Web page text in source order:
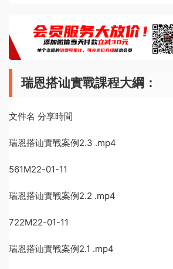
瑞恩搭讪實戰課程大綱：
文件名 分享時間
瑞恩搭讪實戰案例2.3 .mp4
561M22-01-11
瑞恩搭讪實戰案例2.2 .mp4
722M22-01-11
瑞恩搭讪實戰案例2.1 .mp4